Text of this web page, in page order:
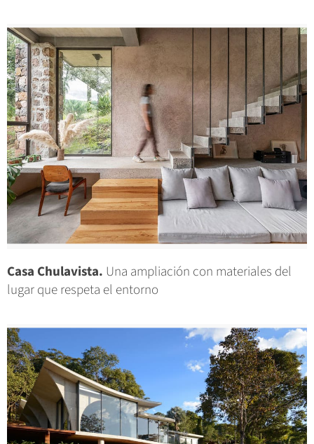
Casa Chulavista. Una ampliación con materiales del
lugar que respeta el entorno